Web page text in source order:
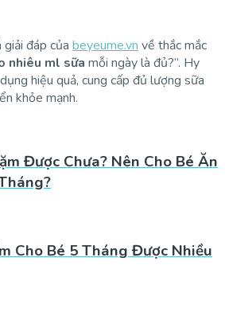
đáp của beyeume.vn về thắc mắc
nhiêu ml sữa mỗi ngày là đủ?”. Hy
hiệu quả, cung cấp đủ lượng sữa
khỏe mạnh.
Được Chưa? Nên Cho Bé Ăn
Cho Bé 5 Tháng Được Nhiều